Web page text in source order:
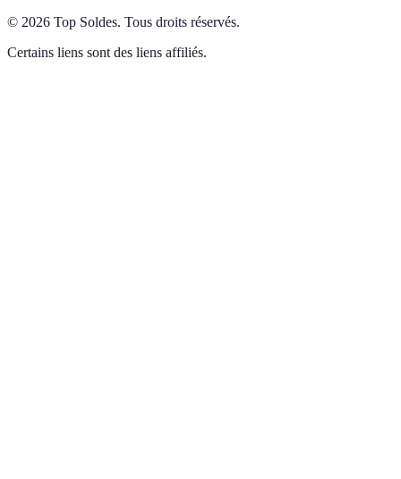
© 2026 Top Soldes. Tous droits réservés.
Certains liens sont des liens affiliés.